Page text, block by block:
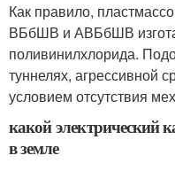
Как правило,
ВБбШВ и АВБбШВ
поливинилхлорида.
туннелях, агрессивной
условием отсутствия
какой электрический
в земле